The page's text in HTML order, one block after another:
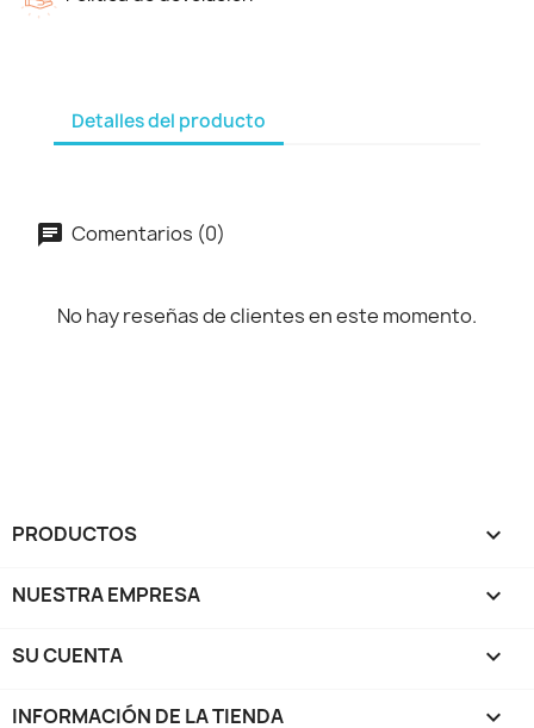
Detalles del producto
Comentarios (0)
No hay reseñas de clientes en este momento.
PRODUCTOS 
NUESTRA EMPRESA 
SU CUENTA 
INFORMACIÓN DE LA TIENDA keyboard_arrow_down